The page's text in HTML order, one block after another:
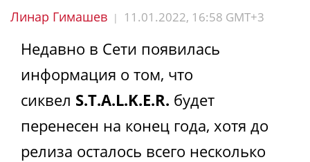
Линар Гимашев | 11.01.2022, 16:58 GMT+3
Недавно в Сети появилась
информация о том, что
сиквел S.T.A.L.K.E.R. будет
перенесен на конец года, хотя до
релиза осталось всего несколько